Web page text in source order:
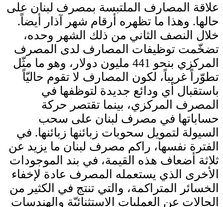
علاقة المصارف الملتبسة بمصرف لبنان على
حالها. وهذا ما تظهره أرقام شهر آذار أيضاً.
خلال النصف الثاني من ذلك الشهر وحده،
تضخّمت توظيفات المصارف لدى المصرف
المركزي بنحو 441 مليون دولار، وهو ما مثّل
تطوّراً غريباً، لكون المصارف لا تقوم حاليّاً
باستقبال أي ودائع جديدة لتوظفها في
المصرف المركزي، بينما تقتصر حركة
حساباتها في مصرف لبنان على سحب
السيولة لتمويل سحوبات زبائنها زبائنها. في
الفترة نفسها، راكم مصرف لبنان ما يزيد عن
ثلاثة أضعاف هذه القيمة، في بند الموجودات
الأخرى الذي يستعمله المصرف عادة لإخفاء
الخسائر المتراكمة، والتي تنتج في الكثير من
الحالات عن العمليات الاستثنائيّة والهندسات